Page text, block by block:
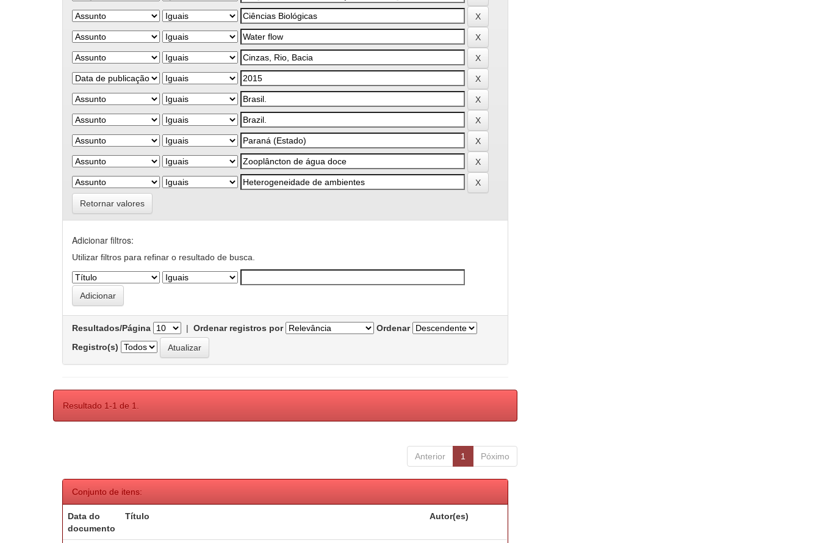
Retornar valores
Adicionar filtros:
Utilizar filtros para refinar o resultado de busca.
Resultados/Página | Ordenar registros por
Ordenar
Registro(s)
Resultado 1-1 de 1.
Anterior 1 Póximo
Conjunto de itens:
Data do
documento
Título Autor(es)